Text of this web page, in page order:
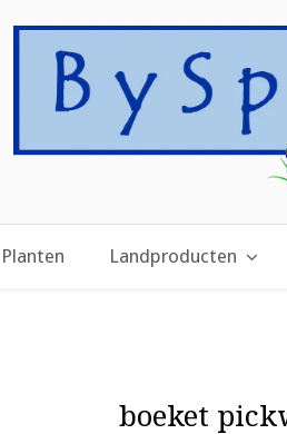
Planten Landproducten
boeket